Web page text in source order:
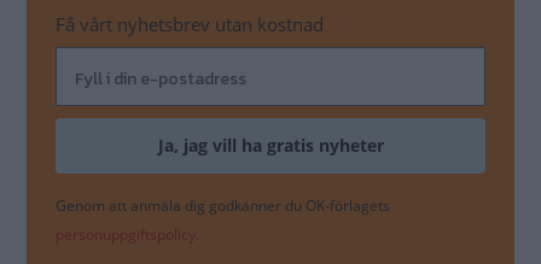
Få vårt nyhetsbrev utan kostnad
Genom att anmäla dig godkänner du OK-förlagets
personuppgiftspolicy.